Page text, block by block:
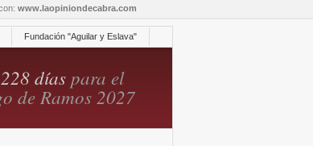
www.laopiniondecabra.com
Fundación "Aguilar y Eslava"
228 díaspara el
de Ramos 2027